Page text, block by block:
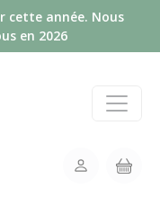
cette année. Nous
en 2026